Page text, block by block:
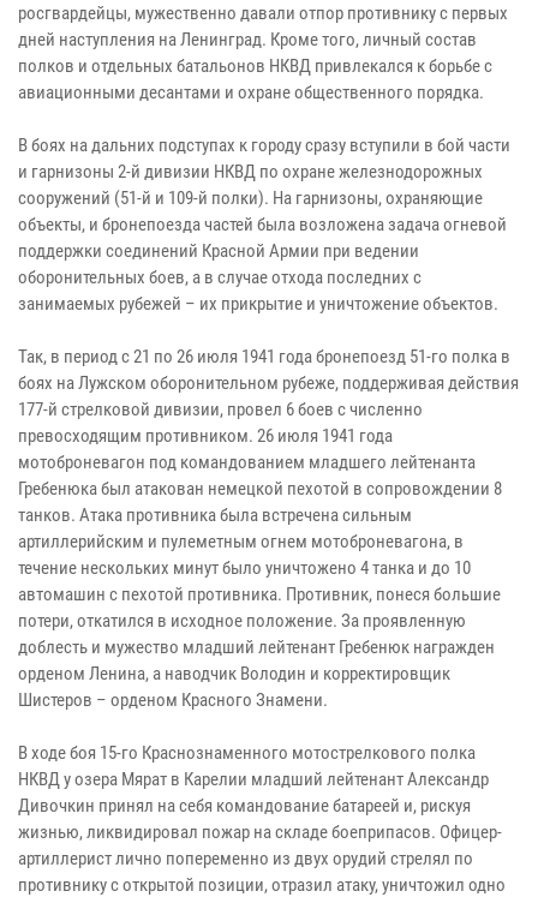
росгвардейцы, мужественно давали отпор противнику с первых
дней наступления на Ленинград. Кроме того, личный состав
полков и отдельных батальонов НКВД привлекался к борьбе с
авиационными десантами и охране общественного порядка.
В боях на дальних подступах к городу сразу вступили в бой части
и гарнизоны 2-й дивизии НКВД по охране железнодорожных
сооружений (51-й и 109-й полки). На гарнизоны, охраняющие
объекты, и бронепоезда частей была возложена задача огневой
поддержки соединений Красной Армии при ведении
оборонительных боев, а в случае отхода последних с
занимаемых рубежей – их прикрытие и уничтожение объектов.
Так, в период с 21 по 26 июля 1941 года бронепоезд 51-го полка в
боях на Лужском оборонительном рубеже, поддерживая действия
177-й стрелковой дивизии, провел 6 боев с численно
превосходящим противником. 26 июля 1941 года
мотоброневагон под командованием младшего лейтенанта
Гребенюка был атакован немецкой пехотой в сопровождении 8
танков. Атака противника была встречена сильным
артиллерийским и пулеметным огнем мотоброневагона, в
течение нескольких минут было уничтожено 4 танка и до 10
автомашин с пехотой противника. Противник, понеся большие
потери, откатился в исходное положение. За проявленную
доблесть и мужество младший лейтенант Гребенюк награжден
орденом Ленина, а наводчик Володин и корректировщик
Шистеров – орденом Красного Знамени.
В ходе боя 15-го Краснознаменного мотострелкового полка
НКВД у озера Мярат в Карелии младший лейтенант Александр
Дивочкин принял на себя командование батареей и, рискуя
жизнью, ликвидировал пожар на складе боеприпасов. Офицер-
артиллерист лично попеременно из двух орудий стрелял по
противнику с открытой позиции, отразил атаку, уничтожил одно